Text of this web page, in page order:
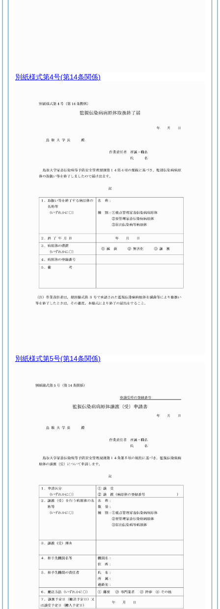
別紙様式第4号(第14条関係)
別紙様式第5号(第14条関係)